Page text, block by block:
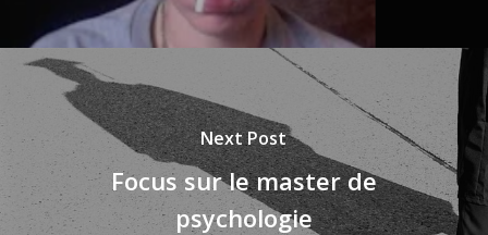
Next Post
Focus sur le master de
psychologie